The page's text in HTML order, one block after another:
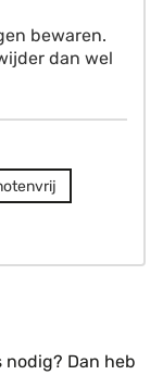
bewaren.
dan wel
nodig? Dan heb